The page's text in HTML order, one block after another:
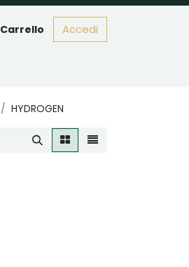
Carrello Accedi
HYDROGEN